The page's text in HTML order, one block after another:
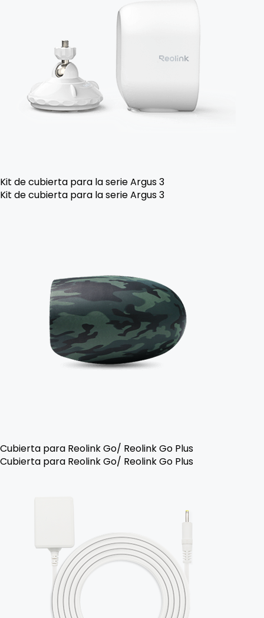
Kit de cubierta para la serie Argus 3
Kit de cubierta para la serie Argus 3
Cubierta para Reolink Go/ Reolink Go Plus
Cubierta para Reolink Go/ Reolink Go Plus